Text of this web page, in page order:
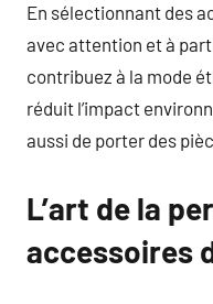
En sélectionnant des
avec attention et à
contribuez à la mode
réduit l’impact
aussi de porter des
L’art de la
accessoires